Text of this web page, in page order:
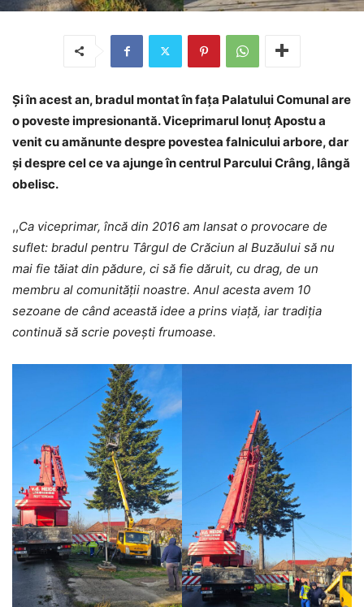
Și în acest an, bradul montat în fața Palatului Comunal are
o poveste impresionantă. Viceprimarul Ionuț Apostu a
venit cu amănunte despre povestea falnicului arbore, dar
și despre cel ce va ajunge în centrul Parcului Crâng, lângă
obelisc.
,,Ca viceprimar, încă din 2016 am lansat o provocare de
suflet: bradul pentru Târgul de Crăciun al Buzăului să nu
mai fie tăiat din pădure, ci să fie dăruit, cu drag, de un
membru al comunității noastre. Anul acesta avem 10
sezoane de când această idee a prins viață, iar tradiția
continuă să scrie povești frumoase.